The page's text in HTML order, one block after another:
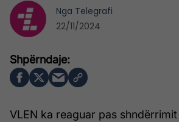
VLEN ka reaguar pas
Nga Telegrafi
22/11/2024